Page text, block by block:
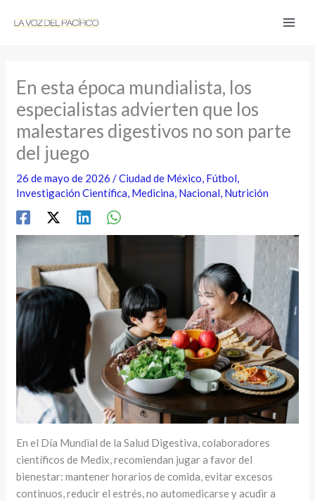
En esta época mundialista, los
especialistas advierten que los
malestares digestivos no son parte
del juego
26 de mayo de 2026/Ciudad de México, Fútbol,
Investigación Científica, Medicina, Nacional, Nutrición
En el Día Mundial de la Salud Digestiva, colaboradores
científicos de Medix, recomiendan jugar a favor del
bienestar: mantener horarios de comida, evitar excesos
continuos, reducir el estrés, no automedicarse y acudir a